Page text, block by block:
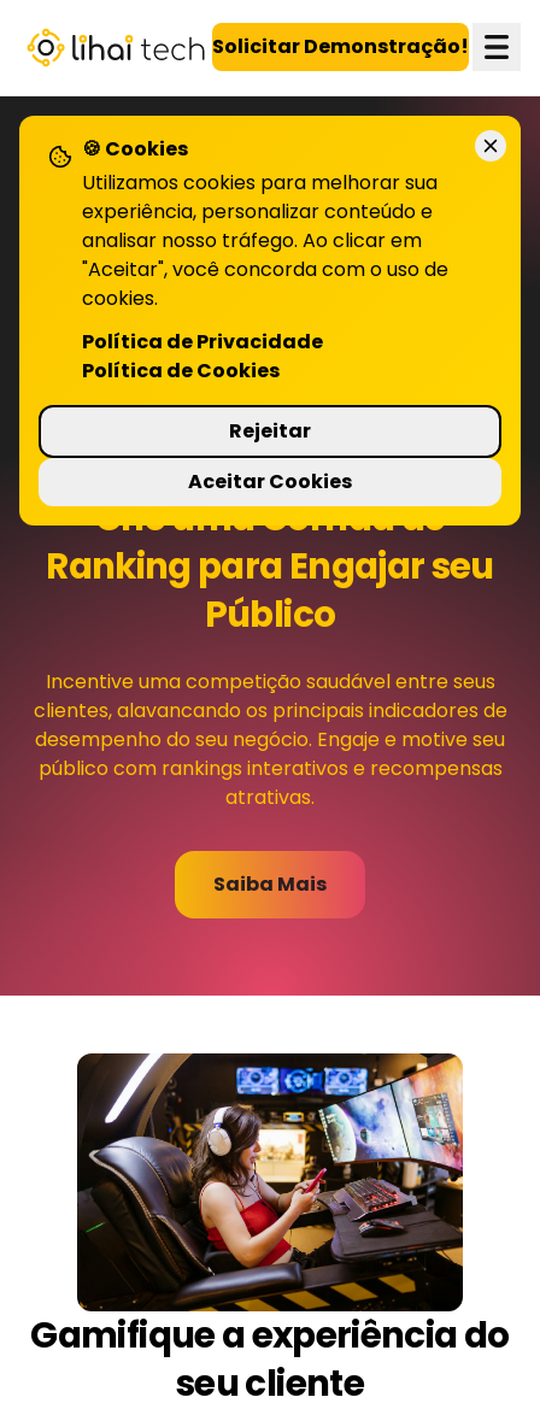
LiHai - Página inicial Solicitar Demonstração!
Crie uma Corrida de
Ranking para Engajar seu
Público
Incentive uma competição saudável entre seus
clientes, alavancando os principais indicadores de
desempenho do seu negócio. Engaje e motive seu
público com rankings interativos e recompensas
atrativas.
Saiba Mais
Gamifique a experiência do
seu cliente
🍪 Cookies
Utilizamos cookies para melhorar sua
experiência, personalizar conteúdo e
analisar nosso tráfego. Ao clicar em
"Aceitar", você concorda com o uso de
cookies.
Política de Privacidade
Política de Cookies
Rejeitar
Aceitar Cookies